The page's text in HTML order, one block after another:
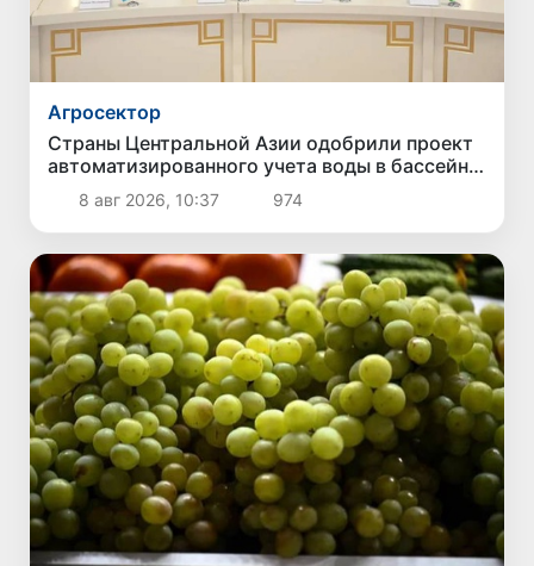
Агросектор
Страны Центральной Азии одобрили проект
автоматизированного учета воды в бассейне
Сырдарьи
8 авг 2026, 10:37 974